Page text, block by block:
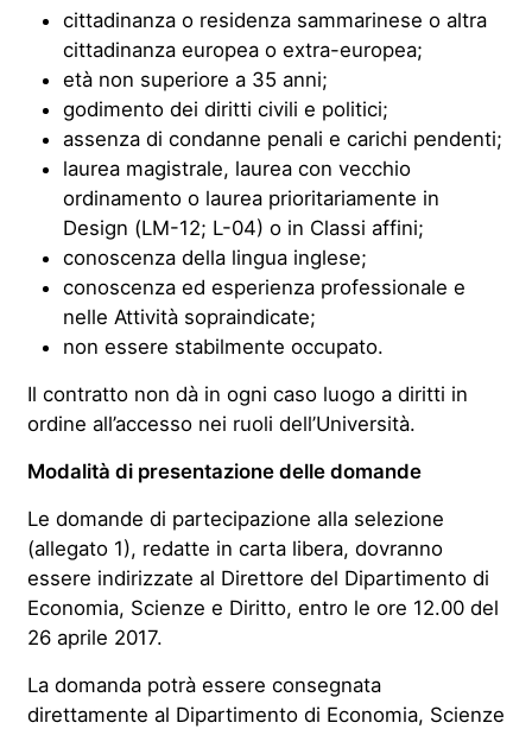
cittadinanza o residenza sammarinese o altra
cittadinanza europea o extra-europea;
età non superiore a 35 anni;
godimento dei diritti civili e politici;
assenza di condanne penali e carichi pendenti;
laurea magistrale, laurea con vecchio
ordinamento o laurea prioritariamente in
Design (LM-12; L-04) o in Classi affini;
conoscenza della lingua inglese;
conoscenza ed esperienza professionale e
nelle Attività sopraindicate;
non essere stabilmente occupato.
Il contratto non dà in ogni caso luogo a diritti in
ordine all’accesso nei ruoli dell’Università.
Modalità di presentazione delle domande
Le domande di partecipazione alla selezione
(allegato 1), redatte in carta libera, dovranno
essere indirizzate al Direttore del Dipartimento di
Economia, Scienze e Diritto, entro le ore 12.00 del
26 aprile 2017.
La domanda potrà essere consegnata
direttamente al Dipartimento di Economia, Scienze